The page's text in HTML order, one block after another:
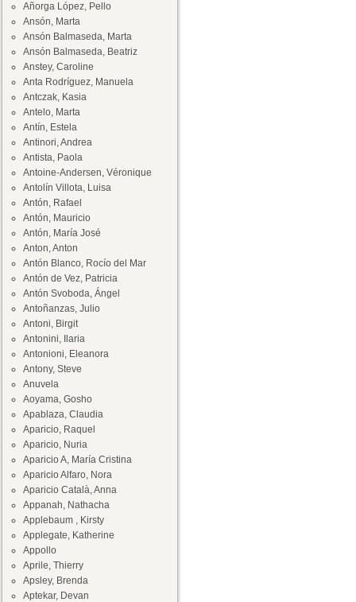
Añorga López, Pello
Ansón, Marta
Ansón Balmaseda, Marta
Ansón Balmaseda, Beatriz
Anstey, Caroline
Anta Rodríguez, Manuela
Antczak, Kasia
Antelo, Marta
Antín, Estela
Antinori, Andrea
Antista, Paola
Antoine-Andersen, Véronique
Antolín Villota, Luisa
Antón, Rafael
Antón, Mauricio
Antón, María José
Anton, Anton
Antón Blanco, Rocío del Mar
Antón de Vez, Patricia
Antón Svoboda, Ángel
Antoñanzas, Julio
Antoni, Birgit
Antonini, Ilaria
Antonioni, Eleanora
Antony, Steve
Anuvela
Aoyama, Gosho
Apablaza, Claudia
Aparicio, Raquel
Aparicio, Nuria
Aparicio A, María Cristina
Aparicio Alfaro, Nora
Aparicio Català, Anna
Appanah, Nathacha
Applebaum , Kirsty
Applegate, Katherine
Appollo
Aprile, Thierry
Apsley, Brenda
Aptekar, Devan